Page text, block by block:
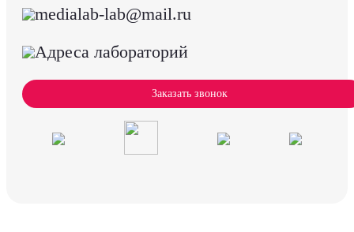
medialab-lab@mail.ru
Адреса лабораторий
Заказать звонок